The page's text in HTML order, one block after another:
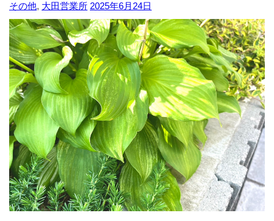
その他, 大田営業所 2025年6月24日